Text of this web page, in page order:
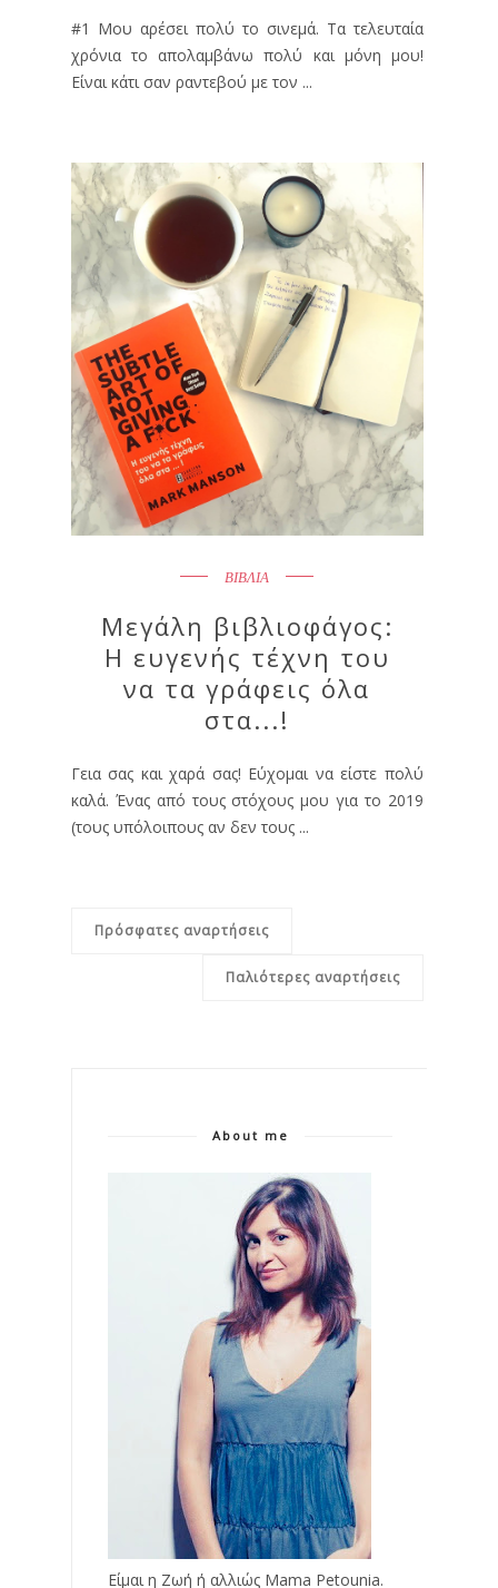
#1 Μου αρέσει πολύ το σινεμά. Τα τελευταία
χρόνια το απολαμβάνω πολύ και μόνη μου!
Είναι κάτι σαν ραντεβού με τον ...
ΒΙΒΛΙΑ
Μεγάλη βιβλιοφάγος:
Η ευγενής τέχνη του
να τα γράφεις όλα
στα...!
Γεια σας και χαρά σας! Εύχομαι να είστε πολύ
καλά. Ένας από τους στόχους μου για το 2019
(τους υπόλοιπους αν δεν τους ...
Πρόσφατες αναρτήσεις
Παλιότερες αναρτήσεις
About me
Είμαι η Ζωή ή αλλιώς Mama Petounia.